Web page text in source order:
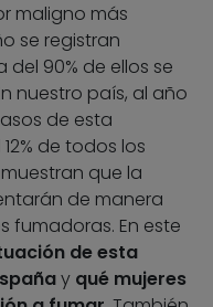
maligno más
se registran
del 90% de ellos se
nuestro país, al año
de esta
de todos los
que la
de manera
fumadoras. En este
de esta
y qué mujeres